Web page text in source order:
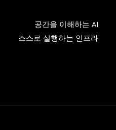
공간을 이해하는 AI
스스로 실행하는 인프라